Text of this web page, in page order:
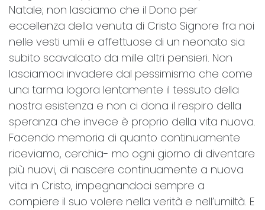
Natale; non lasciamo che il Dono per
eccellenza della venuta di Cristo Signore fra noi
nelle vesti umili e affettuose di un neonato sia
subito scavalcato da mille altri pensieri. Non
lasciamoci invadere dal pessimismo che come
una tarma logora lentamente il tessuto della
nostra esistenza e non ci dona il respiro della
speranza che invece è proprio della vita nuova.
Facendo memoria di quanto continuamente
riceviamo, cerchia- mo ogni giorno di diventare
più nuovi, di nascere continuamente a nuova
vita in Cristo, impegnandoci sempre a
compiere il suo volere nella verità e nell’umiltà. E